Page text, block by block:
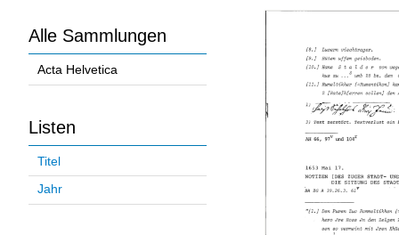
Alle Sammlungen
Acta Helvetica
Listen
Titel
Jahr